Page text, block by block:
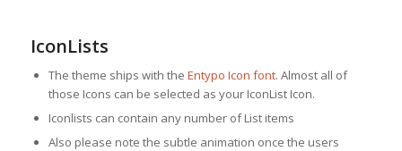
IconLists
The theme ships with the Entypo Icon font. Almost all of
those Icons can be selected as your IconList Icon.
Iconlists can contain any number of List items
Also please note the subtle animation once the users